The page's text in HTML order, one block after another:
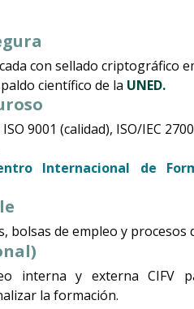
con sellado criptográfico
científico de la UNED.
9001 (calidad), ISO/IEC
Internacional de
de empleo y procesos
interna y externa CIFV
la formación.